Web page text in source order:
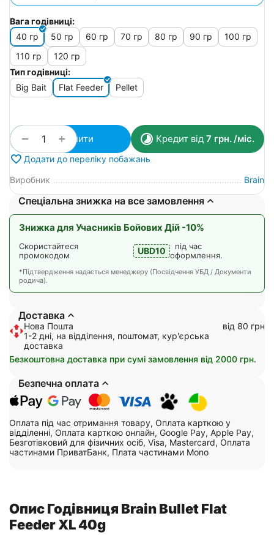
Вага годівниці:
40 гр
50 гр 60 гр 70 гр 80 гр 90 гр
100 гр
110 гр
120 гр
Тип годівниці:
Big Bait
Flat Feeder Pellet
+
− Купити Кредит від 7 грн./міс.
Додати до переліку побажань
Виробник
Brain
Спеціальна знижка на все замовлення
Знижка для Учасників Бойових Дій -10%
Скористайтеся
промокодом
UBD10
під час
оформлення.
*Підтвердження надається менеджеру (Посвідчення УБД / Документи
родича).
Доставка
Нова Пошта
1-2 дні, на відділення, поштомат, кур'єрська
доставка
від 80 грн
Безкоштовна доставка при сумі замовлення від 2000 грн.
Безпечна оплата
Оплата під час отримання товару, Оплата карткою у
відділенні, Оплата карткою онлайн, Google Pay, Apple Pay,
Безготівковий для фізичних осіб, Visa, Mastercard, Оплата
частинами ПриватБанк, Плата частинами Mono
Опис Годівниця Brain Bullet Flat
Feeder XL 40g